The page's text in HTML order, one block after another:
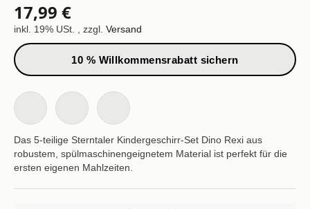
17,99 €
inkl. 19% USt. , zzgl. Versand
10 % Willkommensrabatt sichern
Das 5-teilige Sterntaler Kindergeschirr-Set Dino Rexi aus
robustem, spülmaschinengeignetem Material ist perfekt für die
ersten eigenen Mahlzeiten.